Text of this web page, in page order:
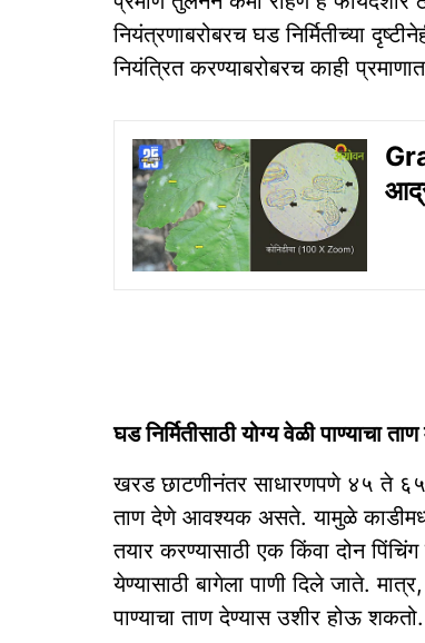
नियंत्रणाबरोबरच घड निर्मितीच्या
नियंत्रित करण्याबरोबरच काही
घड निर्मितीसाठी योग्य वेळी पाण्याचा ताण
खरड छाटणीनंतर साधारणपणे ४५ ते ६५
ताण देणे आवश्यक असते. यामुळे
तयार करण्यासाठी एक किंवा दोन
येण्यासाठी बागेला पाणी दिले जाते.
पाण्याचा ताण देण्यास उशीर होऊ शकतो.